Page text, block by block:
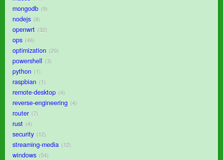
mongodb 9
nodejs 8
openwrt 32
ops 46
optimization 20
powershell 3
python 1
raspbian 1
remote-desktop 4
reverse-engineering 4
router 7
rust 4
security 12
streaming-media 12
windows 54